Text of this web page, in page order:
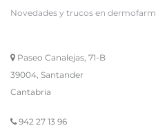
Novedades y trucos en
Paseo Canalejas, 71-B
39004, Santander
Cantabria
942 27 13 96